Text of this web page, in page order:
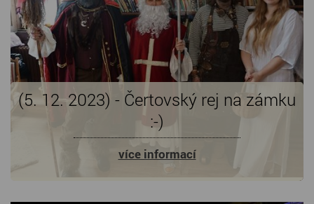
(5. 12. 2023) - Čertovský rej na zámku
:-)
více informací